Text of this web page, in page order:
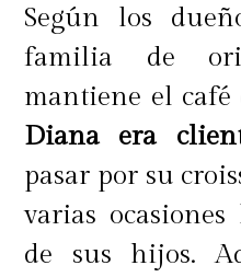
Según los
familia de
mantiene el café
Diana era
pasar por su
varias
de sus hijos.